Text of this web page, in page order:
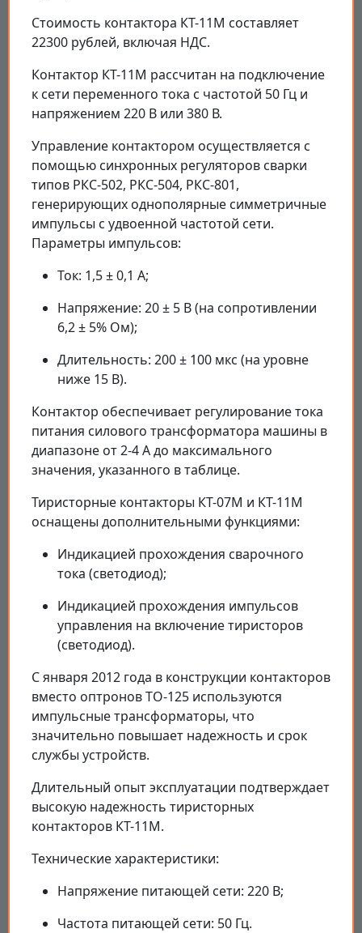
Стоимость контактора КТ-11М составляет
22300 рублей, включая НДС.
Контактор КТ-11М рассчитан на подключение
к сети переменного тока с частотой 50 Гц и
напряжением 220 В или 380 В.
Управление контактором осуществляется с
помощью синхронных регуляторов сварки
типов РКС-502, РКС-504, РКС-801,
генерирующих однополярные симметричные
импульсы с удвоенной частотой сети.
Параметры импульсов:
Ток: 1,5 ± 0,1 А;
Напряжение: 20 ± 5 В (на сопротивлении
6,2 ± 5% Ом);
Длительность: 200 ± 100 мкс (на уровне
ниже 15 В).
Контактор обеспечивает регулирование тока
питания силового трансформатора машины в
диапазоне от 2-4 А до максимального
значения, указанного в таблице.
Тиристорные контакторы КТ-07М и КТ-11М
оснащены дополнительными функциями:
Индикацией прохождения сварочного
тока (светодиод);
Индикацией прохождения импульсов
управления на включение тиристоров
(светодиод).
С января 2012 года в конструкции контакторов
вместо оптронов ТО-125 используются
импульсные трансформаторы, что
значительно повышает надежность и срок
службы устройств.
Длительный опыт эксплуатации подтверждает
высокую надежность тиристорных
контакторов КТ-11М.
Технические характеристики:
Напряжение питающей сети: 220 В;
Частота питающей сети: 50 Гц.